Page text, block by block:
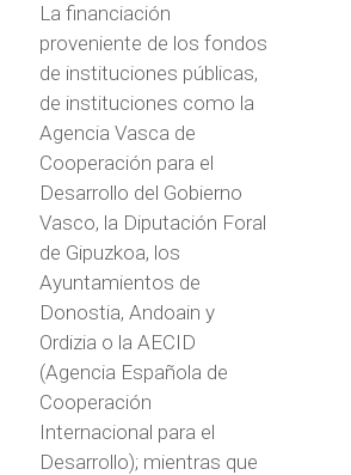
La financiación
proveniente de los fondos
de instituciones públicas,
de instituciones como la
Agencia Vasca de
Cooperación para el
Desarrollo del Gobierno
Vasco, la Diputación Foral
de Gipuzkoa, los
Ayuntamientos de
Donostia, Andoain y
Ordizia o la AECID
(Agencia Española de
Cooperación
Internacional para el
Desarrollo); mientras que